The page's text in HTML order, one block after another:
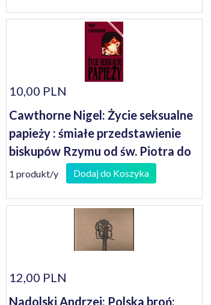
10,00 PLN
Cawthorne Nigel: Życie seksualne
papieży : śmiałe przedstawienie
biskupów Rzymu od św. Piotra do
czasów obecnych : wersja
nieocenzurowana
1 produkt/y Dodaj do Koszyka
12,00 PLN
Nadolski Andrzej: Polska broń: